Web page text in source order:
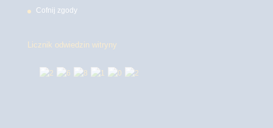
Cofnij zgody
Licznik odwiedzin witryny